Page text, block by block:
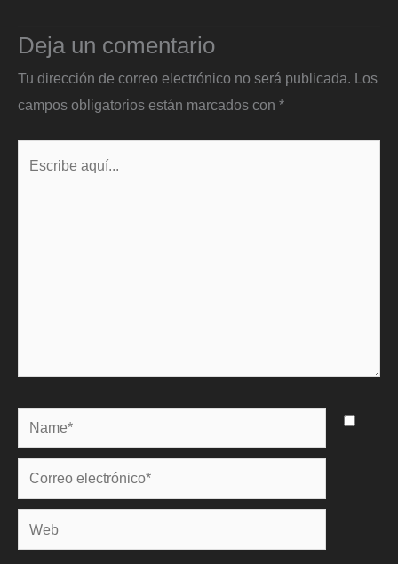
Deja un comentario
Tu dirección de correo electrónico no será publicada. Los
campos obligatorios están marcados con *
Name*
Correo
electrónico*
Web